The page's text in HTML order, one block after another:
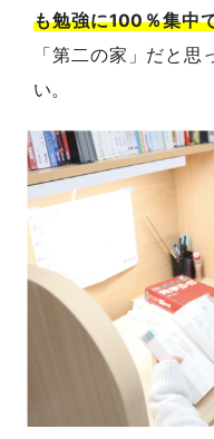
も勉強に100％集中
「第二の家」だと
い。